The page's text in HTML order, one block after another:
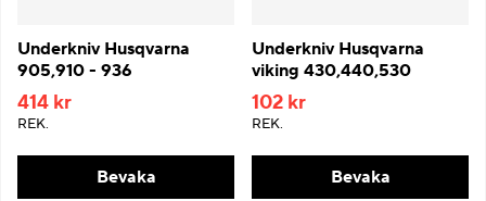
Underkniv Husqvarna
905,910 - 936
414 kr
REK.
Bevaka
Underkniv Husqvarna
viking 430,440,530
102 kr
REK.
Bevaka